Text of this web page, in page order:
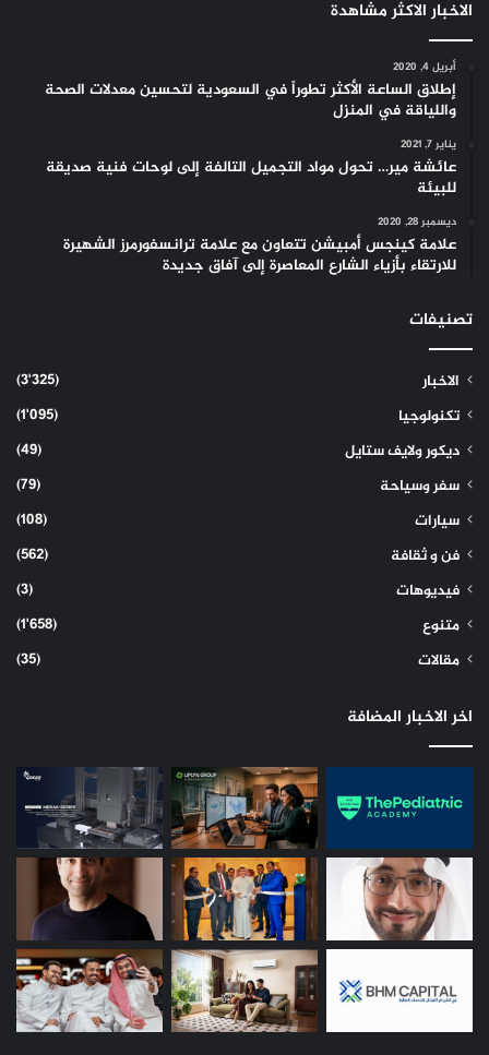
الاخبار الاكثر مشاهدة
أبريل 4, 2020
إطلاق الساعة الأكثر تطوراً في السعودية لتحسين معدلات الصحة
واللياقة في المنزل
يناير 7, 2021
عائشة مير… تحول مواد التجميل التالفة إلى لوحات فنية صديقة
للبيئة
ديسمبر 28, 2020
علامة كينجس أمبيشن تتعاون مع علامة ترانسفورمرز الشهيرة
للارتقاء بأزياء الشارع المعاصرة إلى آفاق جديدة
تصنيفات
الاخبار
(3٬325)
تكنولوجيا
(1٬095)
ديكور ولايف ستايل
(49)
سفر وسياحة
(79)
سيارات
(108)
فن و ثقافة
(562)
فيديوهات
(3)
متنوع
(1٬658)
مقالات
(35)
اخر الاخبار المضافة